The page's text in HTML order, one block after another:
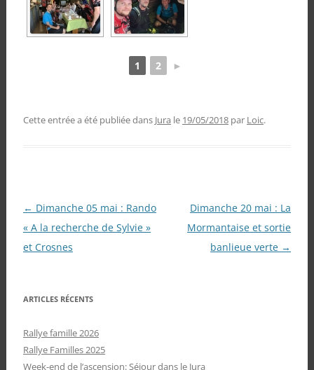
1 2 ►
Cette entrée a été publiée dans Jura le 19/05/2018 par Loic.
Navigation
des
articles
← Dimanche 05 mai : Rando
« A la recherche de Sylvie »
et Crosnes
Dimanche 20 mai : La
Mormantaise et sortie
banlieue verte →
ARTICLES RÉCENTS
Rallye famille 2026
Rallye Familles 2025
Week-end de l’ascension: Séjour dans le Jura